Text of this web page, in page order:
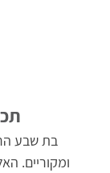
בת שבע
ומקוריים.